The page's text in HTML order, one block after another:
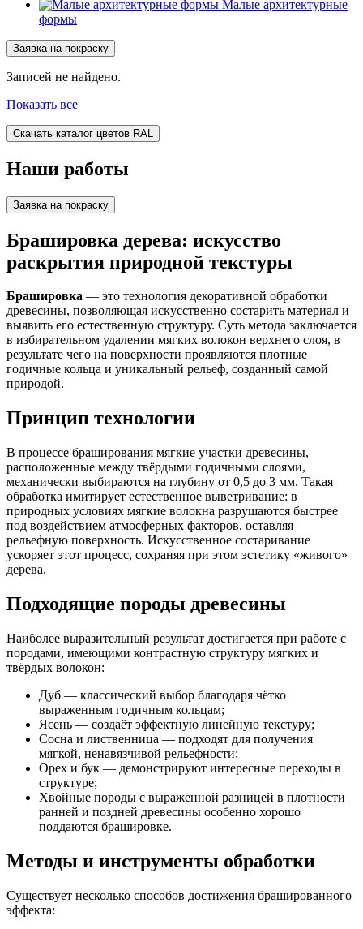
Малые архитектурные
формы
Заявка на покраску
Записей не найдено.
Показать все
Скачать каталог цветов RAL
Наши работы
Заявка на покраску
Брашировка дерева: искусство
раскрытия природной текстуры
Брашировка — это технология декоративной обработки
древесины, позволяющая искусственно состарить материал и
выявить его естественную структуру. Суть метода заключается
в избирательном удалении мягких волокон верхнего слоя, в
результате чего на поверхности проявляются плотные
годичные кольца и уникальный рельеф, созданный самой
природой.
Принцип технологии
В процессе браширования мягкие участки древесины,
расположенные между твёрдыми годичными слоями,
механически выбираются на глубину от 0,5 до 3 мм. Такая
обработка имитирует естественное выветривание: в
природных условиях мягкие волокна разрушаются быстрее
под воздействием атмосферных факторов, оставляя
рельефную поверхность. Искусственное состаривание
ускоряет этот процесс, сохраняя при этом эстетику «живого»
дерева.
Подходящие породы древесины
Наиболее выразительный результат достигается при работе с
породами, имеющими контрастную структуру мягких и
твёрдых волокон:
Дуб — классический выбор благодаря чётко
выраженным годичным кольцам;
Ясень — создаёт эффектную линейную текстуру;
Сосна и лиственница — подходят для получения
мягкой, ненавязчивой рельефности;
Орех и бук — демонстрируют интересные переходы в
структуре;
Хвойные породы с выраженной разницей в плотности
ранней и поздней древесины особенно хорошо
поддаются брашировке.
Методы и инструменты обработки
Существует несколько способов достижения брашированного
эффекта: